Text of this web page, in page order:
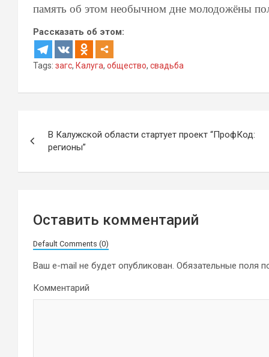
память об этом необычном дне молодожёны
Рассказать об этом:
Tags: загс, Калуга, общество, свадьба
по
записям
В Калужской области стартует проект “ПрофКод:
регионы”
Оставить комментарий
Default Comments (0)
Ваш e-mail не будет опубликован. Обязательные поля
Комментарий